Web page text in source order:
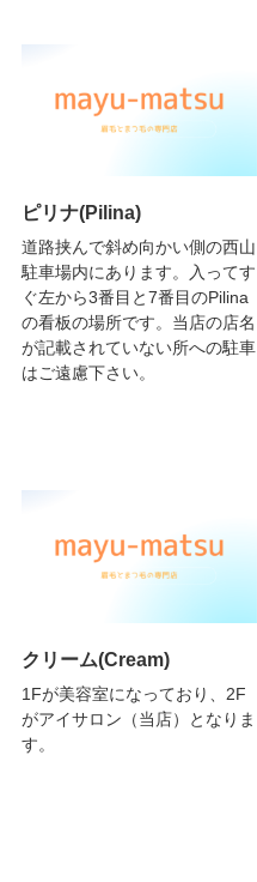
ピリナ(Pilina)
道路挟んで斜め向かい側の西山
駐車場内にあります。入ってす
ぐ左から3番目と7番目のPilina
の看板の場所です。当店の店名
が記載されていない所への駐車
はご遠慮下さい。
クリーム(Cream)
1Fが美容室になっており、2F
がアイサロン（当店）となりま
す。